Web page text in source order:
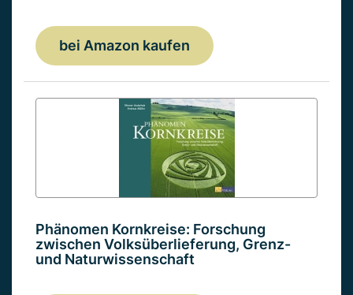
bei Amazon kaufen
Phänomen Kornkreise: Forschung
zwischen Volksüberlieferung, Grenz-
und Naturwissenschaft